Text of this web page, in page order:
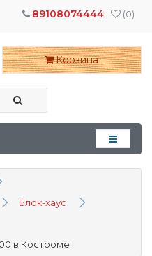
(0)
89108074444
Корзина
Блок-хаус
в Костроме